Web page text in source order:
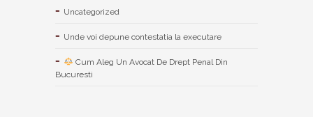
Uncategorized
Unde voi depune contestatia la executare
Cum Aleg Un Avocat De Drept Penal Din
Bucuresti